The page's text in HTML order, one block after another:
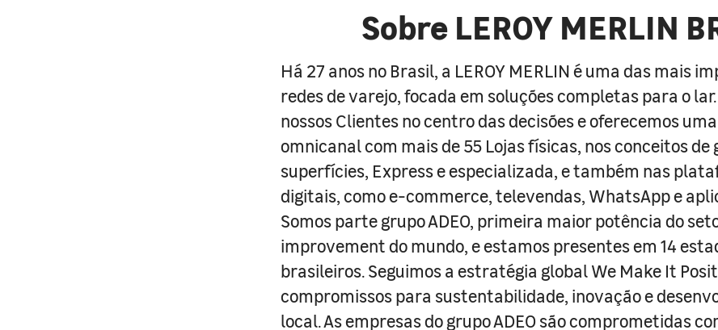
Sobre LEROY MERLIN
Há 27 anos no Brasil, a LEROY MERLIN é uma das mais
redes de varejo, focada em soluções completas para o
nossos Clientes no centro das decisões e oferecemos
omnicanal com mais de 55 Lojas físicas, nos conceitos de
superfícies, Express e especializada, e também nas
digitais, como e-commerce, televendas, WhatsApp e
Somos parte grupo ADEO, primeira maior potência do
improvement do mundo, e estamos presentes em 14
brasileiros. Seguimos a estratégia global We Make It
compromissos para sustentabilidade, inovação e
local. As empresas do grupo ADEO são comprometidas